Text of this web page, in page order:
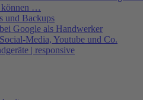
können …
und Backups
Google als Handwerker
Media, Youtube und Co.
| responsive